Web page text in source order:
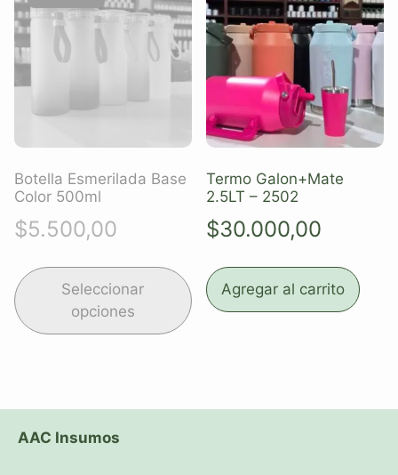
Botella Esmerilada Base
Color 500ml
$5.500,00
Seleccionar
opciones
Termo Galon+Mate
2.5LT – 2502
$30.000,00
Agregar al carrito
AAC Insumos